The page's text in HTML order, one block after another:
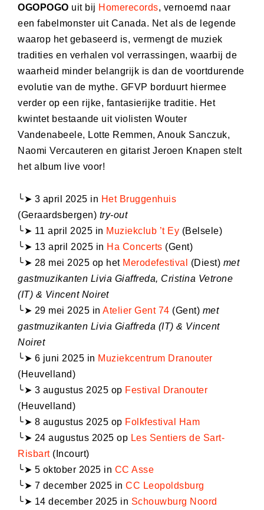
OGOPOGO uit bij Homerecords, vernoemd naar
een fabelmonster uit Canada. Net als de legende
waarop het gebaseerd is, vermengt de muziek
tradities en verhalen vol verrassingen, waarbij de
waarheid minder belangrijk is dan de voortdurende
evolutie van de mythe. GFVP borduurt hiermee
verder op een rijke, fantasierijke traditie. Het
kwintet bestaande uit violisten Wouter
Vandenabeele, Lotte Remmen, Anouk Sanczuk,
Naomi Vercauteren en gitarist Jeroen Knapen stelt
het album live voor!
╰➤ 3 april 2025 in Het Bruggenhuis
(Geraardsbergen) try-out
╰➤ 11 april 2025 in Muziekclub ’t Ey (Belsele)
╰➤ 13 april 2025 in Ha Concerts (Gent)
╰➤ 28 mei 2025 op het Merodefestival (Diest) met
gastmuzikanten Livia Giaffreda, Cristina Vetrone
(IT) & Vincent Noiret
╰➤ 29 mei 2025 in Atelier Gent 74 (Gent) met
gastmuzikanten Livia Giaffreda (IT) & Vincent
Noiret
╰➤ 6 juni 2025 in Muziekcentrum Dranouter
(Heuvelland)
╰➤ 3 augustus 2025 op Festival Dranouter
(Heuvelland)
╰➤ 8 augustus 2025 op Folkfestival Ham
╰➤ 24 augustus 2025 op Les Sentiers de Sart-
Risbart(Incourt)
╰➤ 5 oktober 2025 in CC Asse
╰➤ 7 december 2025 in CC Leopoldsburg
╰➤ 14 december 2025 in Schouwburg Noord